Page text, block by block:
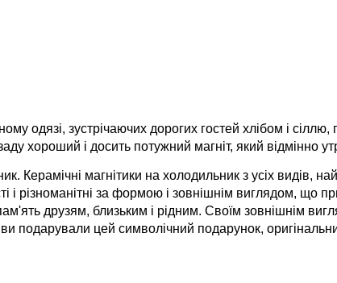
одязі, зустрічаючих дорогих гостей хлібом і
хороший і досить потужний магніт, який відмінно
Керамічні магнітики на холодильник з усіх видів,
і різноманітні за формою і зовнішнім виглядом, що
друзям, близьким і рідним. Своїм зовнішнім
подарували цей символічний подарунок,